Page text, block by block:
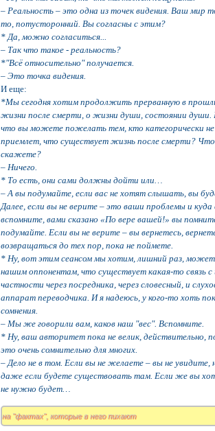
– Реальность – это одна из точек видения. Ваш мир
то, потусторонний. Вы согласны с этим?
* Да, можно согласиться...
– Так что такое - реальность?
*"Всё относительно" получается.
– Это точка видения.
И еще:
*Мы сегодня хотим продолжить прерванную в
жизни после смерти, о жизни души, состоянии
что вы можете пожелать тем, кто категорически не
приемлет, что существует жизнь после смерти?
скажете?
– Ничего.
* То есть, они сами должны дойти или…
– А вы подумайте, если вас не хотят слышать, вы
Далее, если вы не верите – это ваши проблемы и
вспомните, вами сказано «По вере вашей!» вы
подумайте. Если вы не верите – вы вернетесь,
возвращаться до тех пор, пока не поймете.
* Ну, вот этим сеансом мы хотим, лишний раз,
нашим оппонентам, что существует какая-то связь
частности через посредника, через словесный, и
аппарат переводчика. И я надеюсь, у кого-то хоть
сомнения.
– Мы же говорили вам, каков наш "вес". Вспомните.
* Ну, ваш авторитет пока не велик, действительно,
это очень сомнительно для многих.
– Дело не в том. Если вы не желаете – вы не увидите,
даже если будете существовать там. Если же вы
не нужно будет…
на "фактах", которые в него пихают